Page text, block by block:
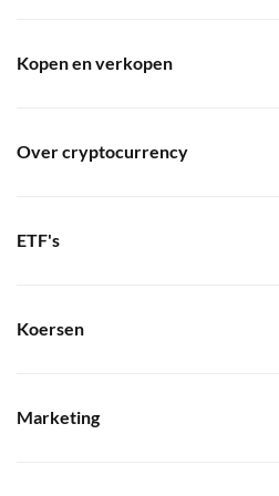
Kopen en verkopen
Over cryptocurrency
ETF's
Koersen
Marketing